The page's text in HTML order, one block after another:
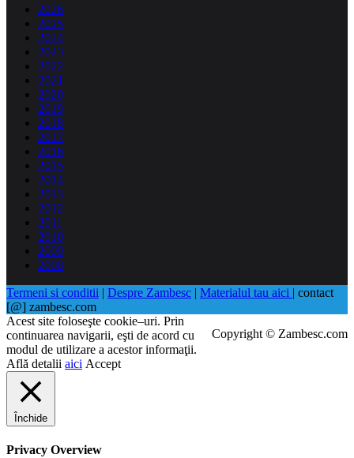
2026
2025
2024
2023
2022
2021
2020
2019
2018
2017
2016
2015
2014
2013
2012
2011
2010
2009
2008
Termeni si conditii | Despre Zambesc | Materialul tau aici | contact
[@] zambesc.com
Copyright © Zambesc.com
Acest site foloseşte cookie–uri. Prin
continuarea navigarii, eşti de acord cu
modul de utilizare a acestor informaţii.
Află detalii aici Accept
Închide
Privacy Overview